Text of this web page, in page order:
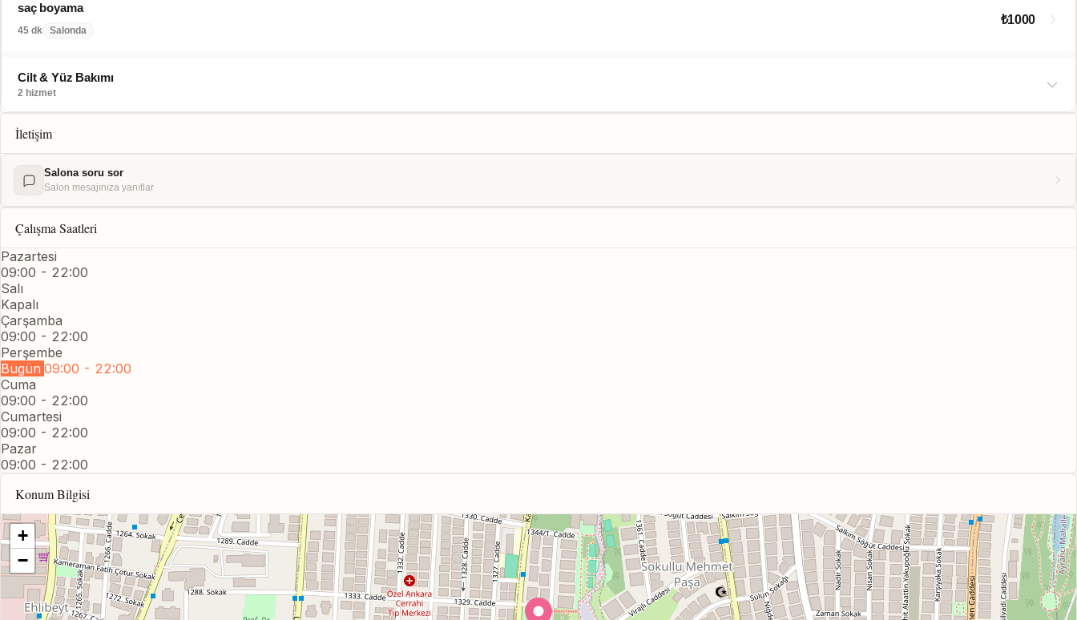
saç boyama
45 dk Salonda
₺1000
Cilt & Yüz Bakımı
2 hizmet
İletişim
Salona soru sor
Salon mesajınıza yanıtlar
Çalışma Saatleri
Pazartesi
09:00 - 22:00
Salı
Kapalı
Çarşamba
09:00 - 22:00
Perşembe
Bugün 09:00 - 22:00
Cuma
09:00 - 22:00
Cumartesi
09:00 - 22:00
Pazar
09:00 - 22:00
Konum Bilgisi
+
−